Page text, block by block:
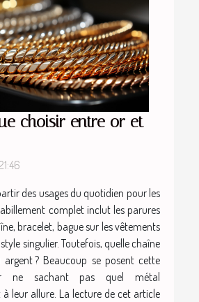
choisir entre or et
des usages du quotidien pour les
complet inclut les parures
bracelet, bague sur les vêtements
singulier. Toutefois, quelle chaîne
? Beaucoup se posent cette
ne sachant pas quel métal
leur allure. La lecture de cet article